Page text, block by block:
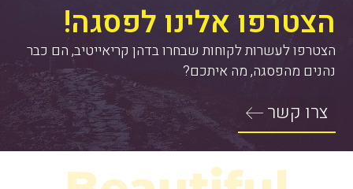
הצטרפו אלינו לפסגה!
הצטרפו לעשרות לקוחות שבחרו בדהן קריאייטיב, הם כבר
נהנים מהפסגה, מה איתכם?
צרו קשר
רויאליטי הפקות
מגדלור בטיחות
פקולטה